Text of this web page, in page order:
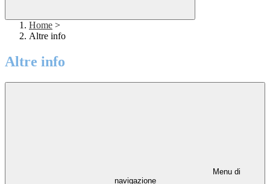
Home >
Altre info
Altre info
Menu di
navigazione